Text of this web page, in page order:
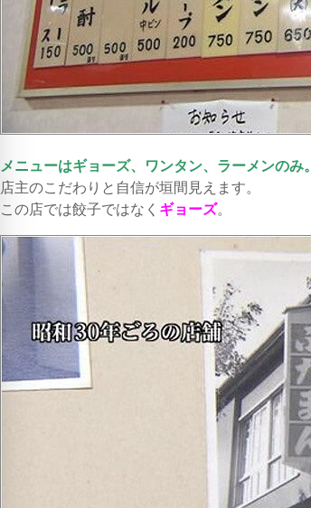
メニューはギョーズ、ワンタン、ラーメンのみ。
店主のこだわりと自信が垣間見えます。
この店では餃子ではなく ギョーズ。